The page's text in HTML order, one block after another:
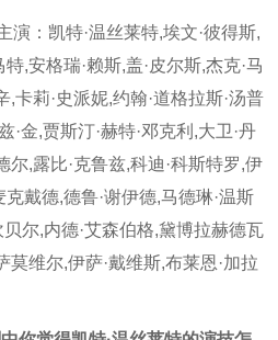
演：凯特·温丝莱特,埃文·彼得斯,
,安格瑞·赖斯,盖·皮尔斯,杰克·马
,卡莉·史派妮,约翰·道格拉斯·汤普
·金,贾斯汀·赫特·邓克利,大卫·丹
尔,露比·克鲁兹,科迪·科斯特罗,伊
戴德,德鲁·谢伊德,马德琳·温斯
尔,内德·艾森伯格,黛博拉赫德瓦
莫维尔,伊萨·戴维斯,布莱恩·加拉